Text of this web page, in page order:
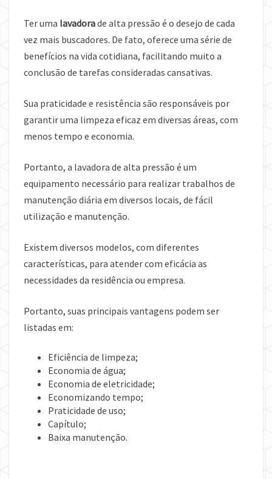
Ter uma lavadorade alta pressão é o desejo de cada
vez mais buscadores. De fato, oferece uma série de
benefícios na vida cotidiana, facilitando muito a
conclusão de tarefas consideradas cansativas.
Sua praticidade e resistência são responsáveis ​​por
garantir uma limpeza eficaz em diversas áreas, com
menos tempo e economia.
Portanto, a lavadora de alta pressão é um
equipamento necessário para realizar trabalhos de
manutenção diária em diversos locais, de fácil
utilização e manutenção.
Existem diversos modelos, com diferentes
características, para atender com eficácia as
necessidades da residência ou empresa.
Portanto, suas principais vantagens podem ser
listadas em:
Eficiência de limpeza;
Economia de água;
Economia de eletricidade;
Economizando tempo;
Praticidade de uso;
Capítulo;
Baixa manutenção.